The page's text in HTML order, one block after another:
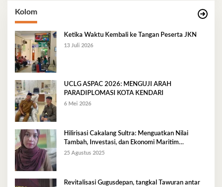
Kolom
Ketika Waktu Kembali ke Tangan Peserta JKN
13 Juli 2026
UCLG ASPAC 2026: MENGUJI ARAH
PARADIPLOMASI KOTA KENDARI
6 Mei 2026
Hilirisasi Cakalang Sultra: Menguatkan Nilai
Tambah, Investasi, dan Ekonomi Maritim
Berkelanjutan
25 Agustus 2025
Revitalisasi Gugusdepan, tangkal Tawuran antar